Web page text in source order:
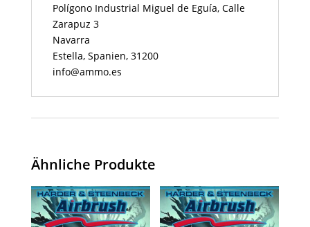
Polígono Industrial Miguel de Eguía, Calle
Zarapuz 3
Navarra
Estella, Spanien, 31200
info@ammo.es
Ähnliche Produkte